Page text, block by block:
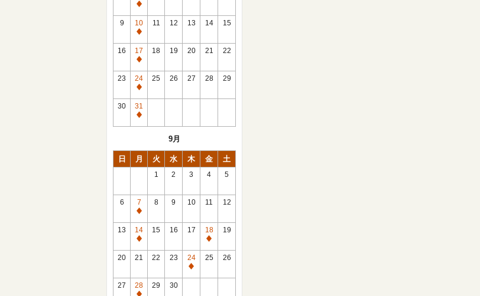
休
館
日
9
10
休
館
日
11 12 13 14 15
16
17
休
館
日
18 19 20 21 22
23
24
休
館
日
25 26 27 28 29
30
31
休
9月
日 月 火 水 木 金 土
1 2 3 4 5
6
7
休
館
日
8 9 10 11 12
13
14
休
館
15 16 17
18
休
館
19
20 21 22 23
24
休
25 26
27
28
29 30